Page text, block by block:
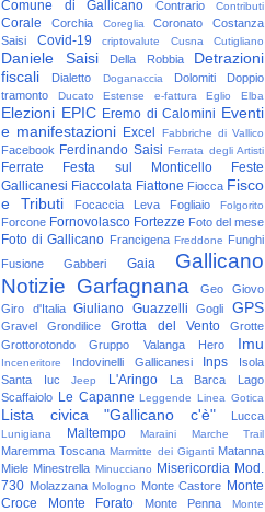
Comune di Gallicano
Contrario Contributi
Corale Corchia Coreglia Coronato
Costanza
Saisi
Covid-19 criptovalute Cusna Cutigliano
Daniele Saisi Della Robbia
Detrazioni
fiscali
Dialetto Doganaccia Dolomiti
Doppio
tramonto
Ducato Estense e-fattura Eglio Elba
Elezioni EPIC Eremo di Calomini Eventi
e manifestazioni Excel Fabbriche di Vallico
Facebook Ferdinando Saisi Ferrata degli Artisti
Ferrate Festa sul Monticello
Feste
Gallicanesi Fiaccolata Fiattone Fiocca Fisco
e Tributi
Focaccia Leva Fogliaio Folgorito
Forcone Fornovolasco Fortezze Foto del mese
Foto di Gallicano Francigena Freddone Funghi
Fusione
Gabberi Gaia
Gallicano
Notizie Garfagnana Geo
Giovo
Giro d'Italia
Giuliano Guazzelli Gogli GPS
Gravel Grondilice Grotta del Vento
Grotte
Grottorotondo
Gruppo Valanga Hero Imu
Inceneritore Indovinelli Gallicanesi Inps
Isola
Santa
Iuc Jeep L'Aringo La Barca
Lago
Scaffaiolo Le Capanne Leggende Linea Gotica
Lista civica "Gallicano c'è" Lucca
Lunigiana Maltempo Maraini Marche Trail
Maremma Toscana Marmitte dei Giganti Matanna
Miele Minestrella Minucciano Misericordia Mod.
730 Molazzana Mologno Monte Castore Monte
Croce
Monte Forato Monte Penna
Monte